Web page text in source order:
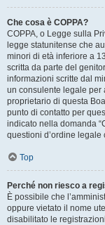
Che cosa è COPPA?
COPPA, o Legge sulla
legge statunitense che
minori di età inferiore a
scritta da parte del
informazioni scritte dal
un consulente legale per
proprietario di questa
punto di contatto per
indicato nella domanda
questioni d’ordine legale
Top
Perché non riesco a
È possibile che
oppure vietato il nome
disabilitato le